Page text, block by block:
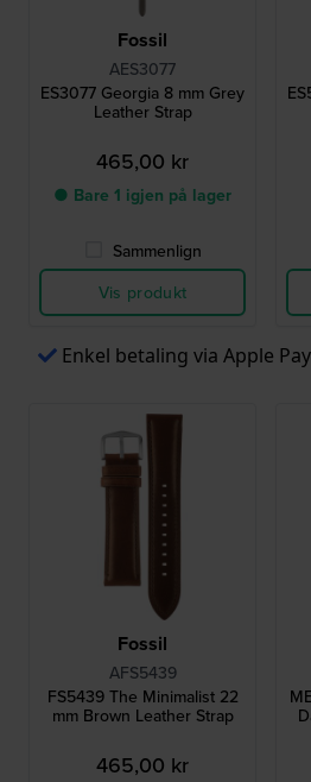
Fossil
AES3077
ES3077 Georgia 8 mm Grey
Leather Strap
465,00 kr
● Bare 1 igjen på lager
Sammenlign
Vis produkt
Enkel betaling via Apple Pay
Fossil
AFS5439
FS5439 The Minimalist 22
mm Brown Leather Strap
465,00 kr